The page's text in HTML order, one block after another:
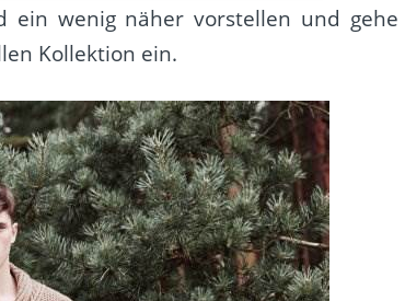
ein wenig näher vorstellen und gehe
Kollektion ein.